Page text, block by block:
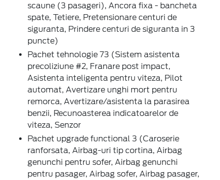
scaune (3 pasageri), Ancora fixa - bancheta
spate, Tetiere, Pretensionare centuri de
siguranta, Prindere centuri de siguranta in 3
puncte)
Pachet tehnologie 73 (Sistem asistenta
precoliziune #2, Franare post impact,
Asistenta inteligenta pentru viteza, Pilot
automat, Avertizare unghi mort pentru
remorca, Avertizare/asistenta la parasirea
benzii, Recunoasterea indicatoarelor de
viteza, Senzor
Pachet upgrade functional 3 (Caroserie
ranforsata, Airbag-uri tip cortina, Airbag
genunchi pentru sofer, Airbag genunchi
pentru pasager, Airbag sofer, Airbag pasager,